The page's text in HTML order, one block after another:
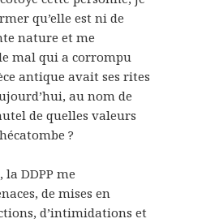
qu’elle est ni de
nature et me
mal qui a corrompu
antique avait ses rites
au nom de
de quelles valeurs
?
DDPP me
de mises en
d’intimidations et